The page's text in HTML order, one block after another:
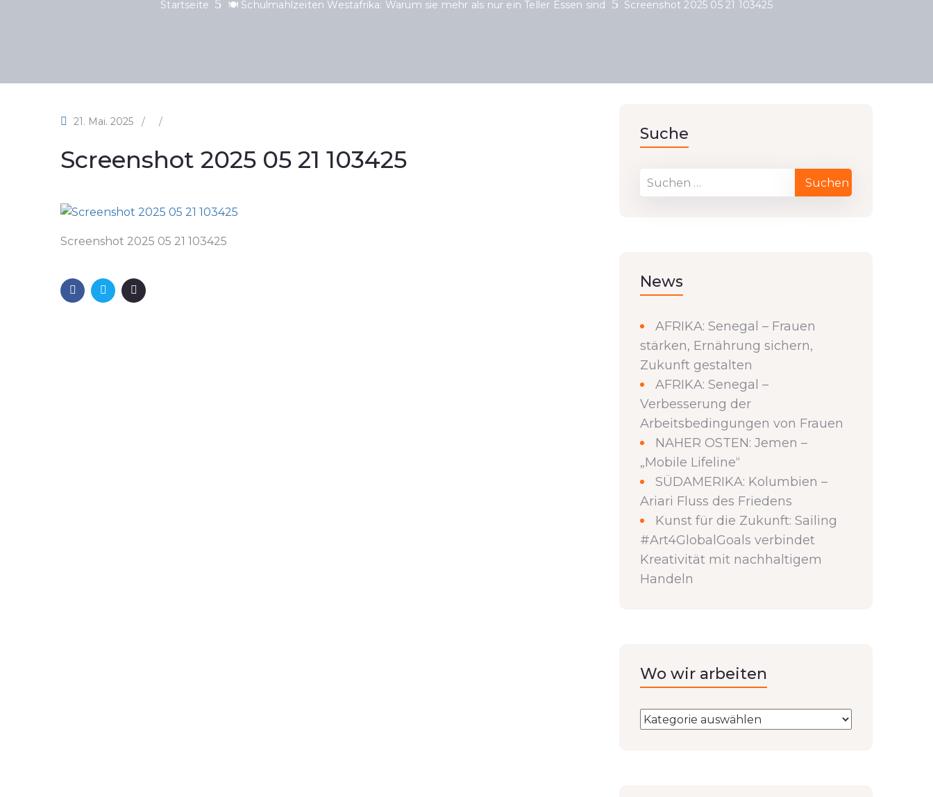
Startseite 🍽️ Schulmahlzeiten Westafrika: Warum sie mehr als nur ein Teller Essen sind Screenshot 2025 05 21 103425
21. Mai. 2025 / /
Screenshot 2025 05 21 103425
Screenshot 2025 05 21 103425
Suche
News
AFRIKA: Senegal – Frauen
stärken, Ernährung sichern,
Zukunft gestalten
AFRIKA: Senegal –
Verbesserung der
Arbeitsbedingungen von Frauen
NAHER OSTEN: Jemen –
„Mobile Lifeline“
SÜDAMERIKA: Kolumbien –
Ariari Fluss des Friedens
Kunst für die Zukunft: Sailing
#Art4GlobalGoals verbindet
Kreativität mit nachhaltigem
Handeln
Wo wir arbeiten